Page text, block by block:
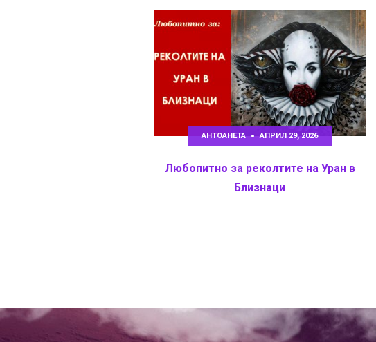
АНТОАНЕТА АПРИЛ 29, 2026
Любопитно за реколтите на Уран в
Близнаци